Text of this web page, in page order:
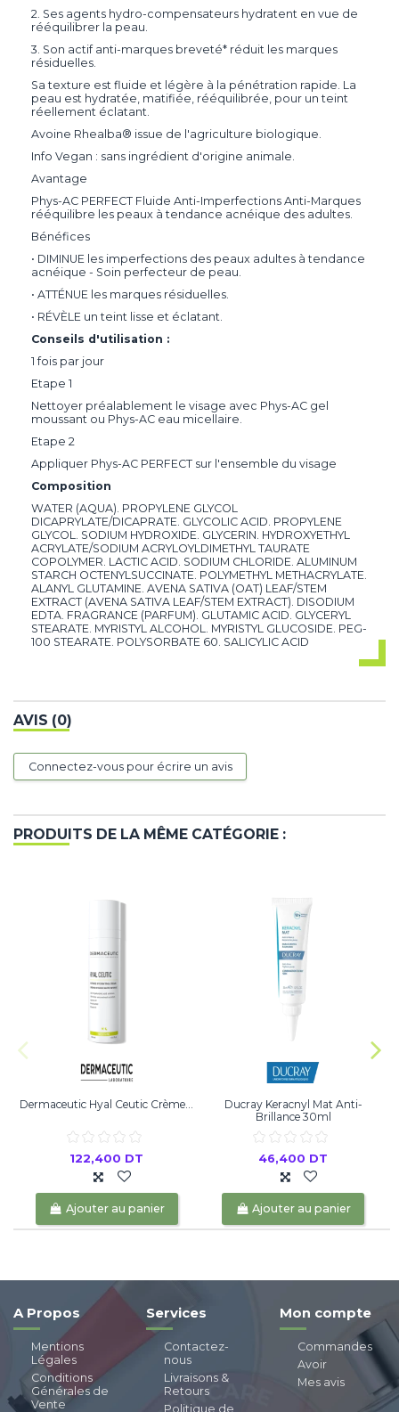
2. Ses agents hydro-compensateurs hydratent en vue de
rééquilibrer la peau.
3. Son actif anti-marques breveté* réduit les marques
résiduelles.
Sa texture est fluide et légère à la pénétration rapide. La
peau est hydratée, matifiée, rééquilibrée, pour un teint
réellement éclatant.
Avoine Rhealba® issue de l'agriculture biologique.
Info Vegan : sans ingrédient d'origine animale.
Avantage
Phys-AC PERFECT Fluide Anti-Imperfections Anti-Marques
rééquilibre les peaux à tendance acnéique des adultes.
Bénéfices
• DIMINUE les imperfections des peaux adultes à tendance
acnéique - Soin perfecteur de peau.
• ATTÉNUE les marques résiduelles.
• RÉVÈLE un teint lisse et éclatant.
Conseils d'utilisation :
1 fois par jour
Etape 1
Nettoyer préalablement le visage avec Phys-AC gel
moussant ou Phys-AC eau micellaire.
Etape 2
Appliquer Phys-AC PERFECT sur l'ensemble du visage
Composition
WATER (AQUA). PROPYLENE GLYCOL
DICAPRYLATE/DICAPRATE. GLYCOLIC ACID. PROPYLENE
GLYCOL. SODIUM HYDROXIDE. GLYCERIN. HYDROXYETHYL
ACRYLATE/SODIUM ACRYLOYLDIMETHYL TAURATE
COPOLYMER. LACTIC ACID. SODIUM CHLORIDE. ALUMINUM
STARCH OCTENYLSUCCINATE. POLYMETHYL METHACRYLATE.
ALANYL GLUTAMINE. AVENA SATIVA (OAT) LEAF/STEM
EXTRACT (AVENA SATIVA LEAF/STEM EXTRACT). DISODIUM
EDTA. FRAGRANCE (PARFUM). GLUTAMIC ACID. GLYCERYL
STEARATE. MYRISTYL ALCOHOL. MYRISTYL GLUCOSIDE. PEG-
100 STEARATE. POLYSORBATE 60. SALICYLIC ACID
AVIS (0)
Connectez-vous pour écrire un avis
PRODUITS DE LA MÊME CATÉGORIE :
Dermaceutic Hyal Ceutic Crème...
122,400 DT
Ajouter au panier
Ducray Keracnyl Mat Anti-
Brillance 30ml
46,400 DT
Ajouter au panier
A Propos
Mentions
Légales
Conditions
Générales de
Vente
Services
Contactez-
nous
Livraisons &
Retours
Politique de
Mon compte
Commandes
Avoir
Mes avis